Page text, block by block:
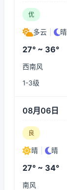
优
多云 晴
27° ~ 36°
西南风
1-3级
08月06日
良
晴 晴
27° ~ 34°
南风